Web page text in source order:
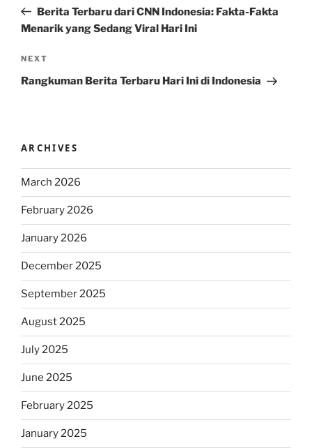
PostBerita Terbaru dari CNN Indonesia: Fakta-Fakta
Menarik yang Sedang Viral Hari Ini
Next
Post
NEXT
Rangkuman Berita Terbaru Hari Ini di Indonesia
ARCHIVES
March 2026
February 2026
January 2026
December 2025
September 2025
August 2025
July 2025
June 2025
February 2025
January 2025